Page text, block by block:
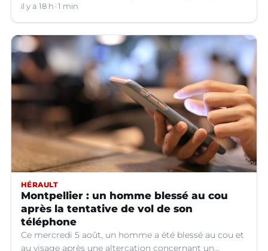
hors service à Nîmes (Gard).
il y a 18 h 1 min
HÉRAULT
Montpellier : un homme blessé au cou
après la tentative de vol de son
téléphone
Ce mercredi 5 août, un homme a été blessé au cou et
au visage après une altercation concernant un